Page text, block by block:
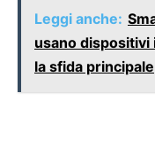
Leggi anche:
usano
la sfida principale